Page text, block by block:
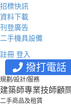
招標快訊
資料下載
刊登廣告
二手機具設備
註冊 登入
撥打電話
規劃/設計/服務
建築師專業技師顧
二手商品及租賃